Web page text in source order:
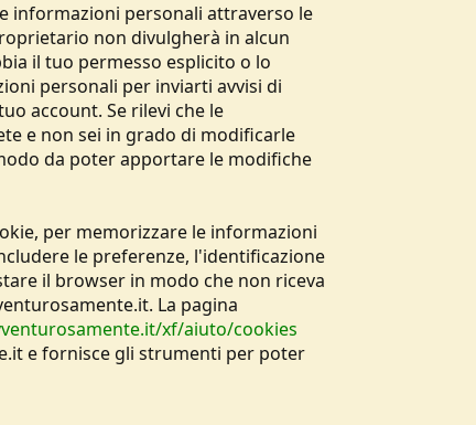
informazioni personali attraverso le
non divulgherà in alcun
il tuo permesso esplicito o lo
personali per inviarti avvisi di
account. Se rilevi che le
e non sei in grado di modificarle
da poter apportare le modifiche
per memorizzare le informazioni
le preferenze, l'identificazione
il browser in modo che non riceva
La pagina
xf/aiuto/cookies
e fornisce gli strumenti per poter